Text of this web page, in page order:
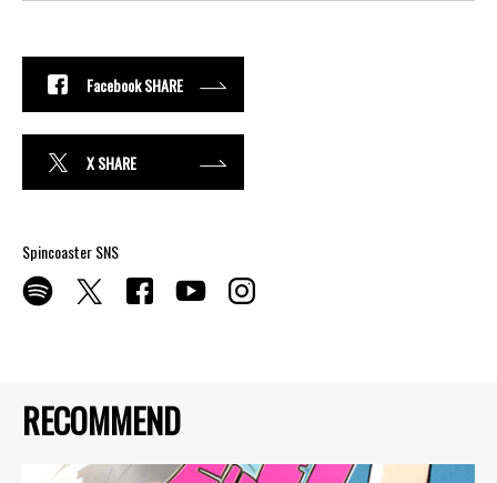
RECOMMEND
Facebook SHARE
X SHARE
Spincoaster SNS